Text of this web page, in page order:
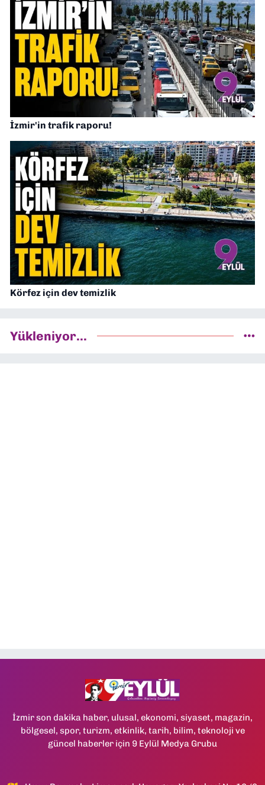
İzmir'in trafik raporu!
Körfez için dev temizlik
Yükleniyor...
İzmir son dakika haber, ulusal, ekonomi, siyaset, magazin,
bölgesel, spor, turizm, etkinlik, tarih, bilim, teknoloji ve
güncel haberler için 9 Eylül Medya Grubu